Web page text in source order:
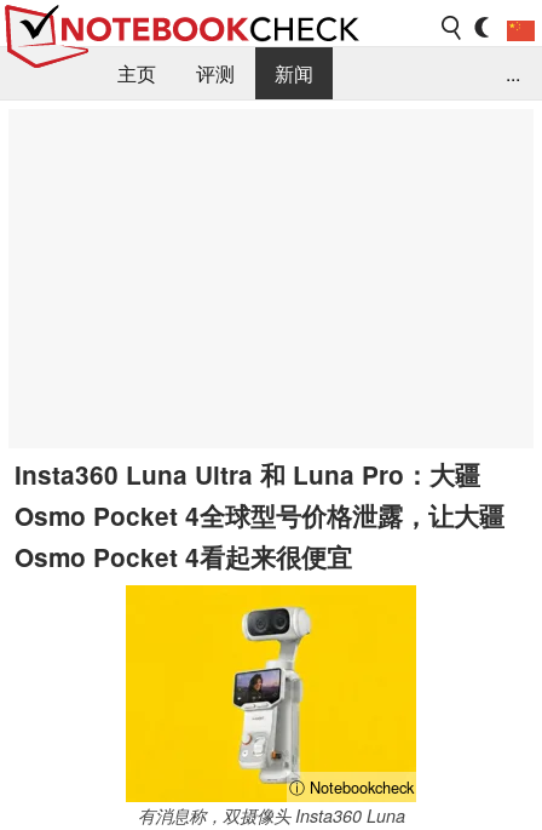
主页 评测
新闻
...
Insta360 Luna Ultra 和 Luna Pro：大疆
Osmo Pocket 4全球型号价格泄露，让大疆
Osmo Pocket 4看起来很便宜
ⓘ Notebookcheck
有消息称，双摄像头 Insta360 Luna